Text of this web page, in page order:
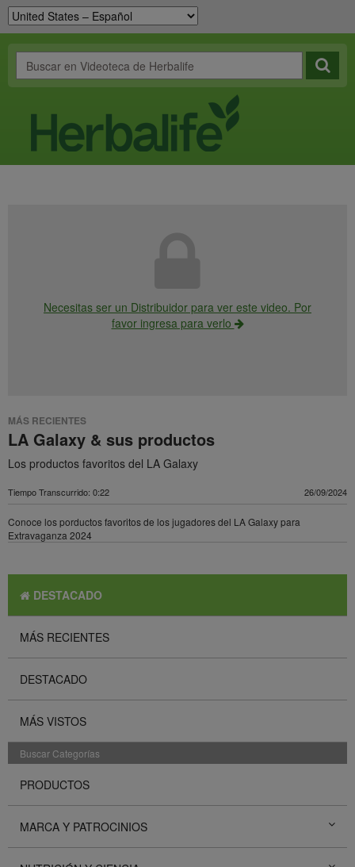
Necesitas ser un Distribuidor para ver este video. Por
favor ingresa para verlo
MÁS RECIENTES
LA Galaxy & sus productos
Los productos favoritos del LA Galaxy
Tiempo Transcurrido: 0:22 26/09/2024
Conoce los porductos favoritos de los jugadores del LA Galaxy para
Extravaganza 2024
DESTACADO
MÁS RECIENTES
DESTACADO
MÁS VISTOS
Buscar Categorías
PRODUCTOS
MARCA Y PATROCINIOS